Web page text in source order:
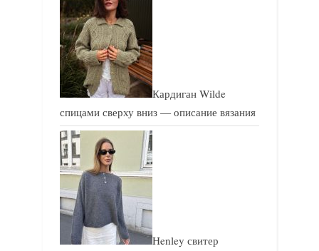
с
ь
:
Кардиган Wilde
спицами сверху вниз — описание вязания
Henley свитер